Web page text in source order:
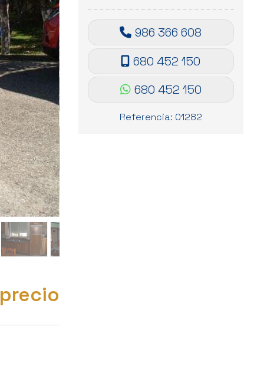
986 366 608
680 452 150
680 452 150
Referencia: 01282